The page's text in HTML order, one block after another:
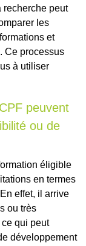
recherche peut
les
et
Ce processus
à utiliser
peuvent
ou de
éligible
en termes
effet, il arrive
ou très
qui peut
développement